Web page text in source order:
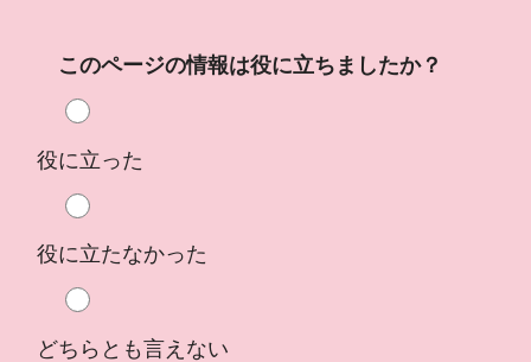
このページの情報は役に立ちましたか？
役に立った
役に立たなかった
どちらとも言えない